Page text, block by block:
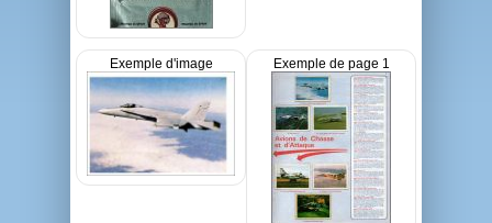
Exemple d'image Exemple de page 1